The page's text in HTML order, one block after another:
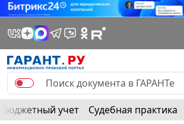
Бюджетный учет Судебная практика